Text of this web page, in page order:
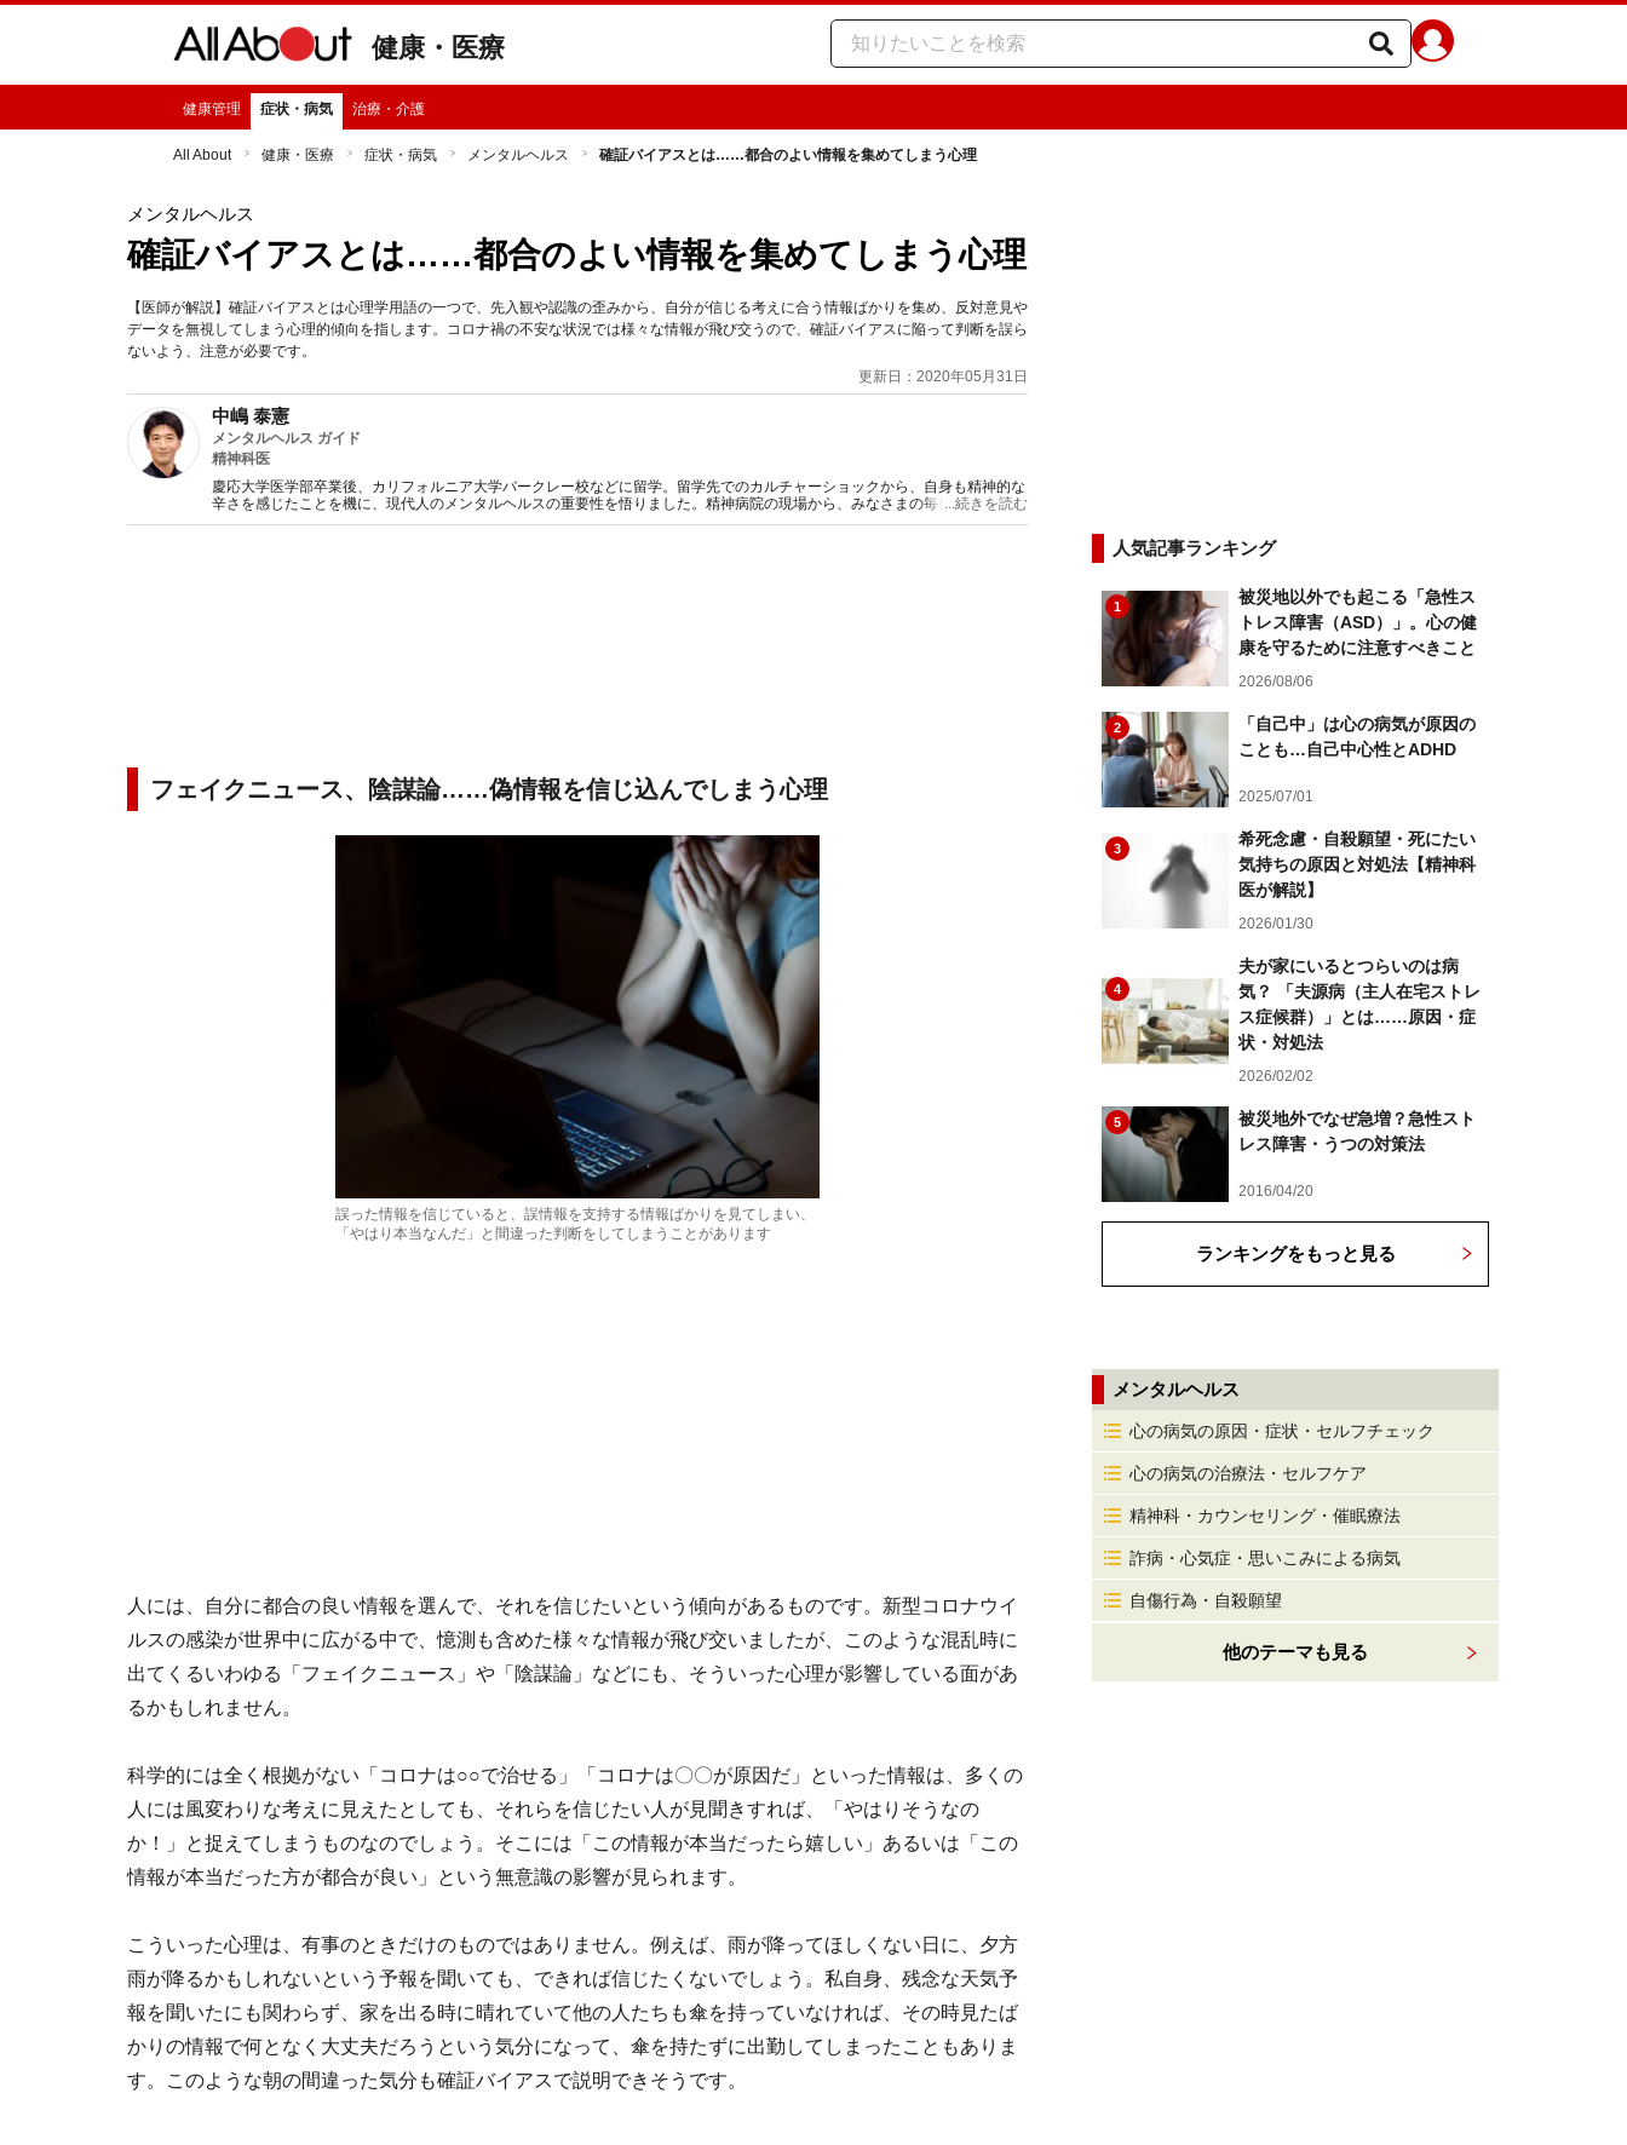
健康・医療
健康管理 症状・病気 治療・介護
All About 健康・医療 症状・病気 メンタルヘルス 確証バイアスとは……都合のよい情報を集めてしまう心理
メンタルヘルス
確証バイアスとは……都合のよい情報を集めてしまう心理
【医師が解説】確証バイアスとは心理学用語の一つで、先入観や認識の歪みから、自分が信じる考えに合う情報ばかりを集め、反対意見や
データを無視してしまう心理的傾向を指します。コロナ禍の不安な状況では様々な情報が飛び交うので、確証バイアスに陥って判断を誤ら
ないよう、注意が必要です。
更新日：2020年05月31日
中嶋 泰憲
メンタルヘルス ガイド
精神科医
慶応大学医学部卒業後、カリフォルニア大学バークレー校などに留学。留学先でのカルチャーショックから、自身も精神的な
辛さを感じたことを機に、現代人のメンタルヘルスの重要性を悟りました。精神病院の現場から、みなさまの毎日の心の健康
管理にお役に立てるよう、メンタルヘルスに関する情報発信を行っていきます。
...続きを読む
フェイクニュース、陰謀論……偽情報を信じ込んでしまう心理
誤った情報を信じていると、誤情報を支持する情報ばかりを見てしまい、
「やはり本当なんだ」と間違った判断をしてしまうことがあります
人には、自分に都合の良い情報を選んで、それを信じたいという傾向があるものです。新型コロナウイ
ルスの感染が世界中に広がる中で、憶測も含めた様々な情報が飛び交いましたが、このような混乱時に
出てくるいわゆる「フェイクニュース」や「陰謀論」などにも、そういった心理が影響している面があ
るかもしれません。
科学的には全く根拠がない「コロナは○○で治せる」「コロナは〇〇が原因だ」といった情報は、多くの
人には風変わりな考えに見えたとしても、それらを信じたい人が見聞きすれば、「やはりそうなの
か！」と捉えてしまうものなのでしょう。そこには「この情報が本当だったら嬉しい」あるいは「この
情報が本当だった方が都合が良い」という無意識の影響が見られます。
こういった心理は、有事のときだけのものではありません。例えば、雨が降ってほしくない日に、夕方
雨が降るかもしれないという予報を聞いても、できれば信じたくないでしょう。私自身、残念な天気予
報を聞いたにも関わらず、家を出る時に晴れていて他の人たちも傘を持っていなければ、その時見たば
かりの情報で何となく大丈夫だろうという気分になって、傘を持たずに出勤してしまったこともありま
す。このような朝の間違った気分も確証バイアスで説明できそうです。
人気記事ランキング
1
被災地以外でも起こる「急性ス
トレス障害（ASD）」。心の健
康を守るために注意すべきこと
2026/08/06
2
「自己中」は心の病気が原因の
ことも…自己中心性とADHD
2025/07/01
3
希死念慮・自殺願望・死にたい
気持ちの原因と対処法【精神科
医が解説】
2026/01/30
4
夫が家にいるとつらいのは病
気？ 「夫源病（主人在宅ストレ
ス症候群）」とは……原因・症
状・対処法
2026/02/02
5
被災地外でなぜ急増？急性スト
レス障害・うつの対策法
2016/04/20
ランキングをもっと見る
メンタルヘルス
心の病気の原因・症状・セルフチェック
心の病気の治療法・セルフケア
精神科・カウンセリング・催眠療法
詐病・心気症・思いこみによる病気
自傷行為・自殺願望
他のテーマも見る